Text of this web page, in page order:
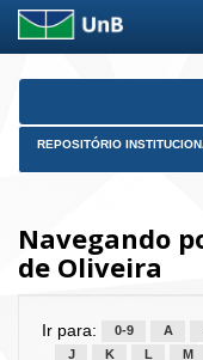
Skip
REPOSITÓRIO
Navegando
de Oliveira
Ir para: 0-9 A
J
K L M